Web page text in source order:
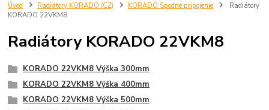
Úvod Radiátory KORADO (CZ) KORADO Spodné pripojenie
Radiátory
KORADO 22VKM8
Radiátory KORADO 22VKM8
KORADO 22VKM8 Výška 300mm
KORADO 22VKM8 Výška 400mm
KORADO 22VKM8 Výška 500mm